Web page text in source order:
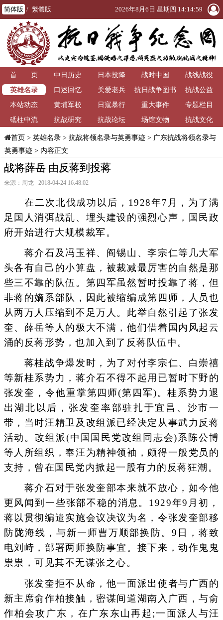
简体版 / 繁體版 2026年8月6日 星期四 14:15:00
首 页 中日历史 日本投降 战时中国
战线战役
英雄名录
口述回忆 关爱老兵
抗日战争图书
馆
抗战公益
本站动态
黄埔军校 日寇暴行 重大事件
专题栏目
砥柱中流
抗战研究 抗战论坛 场馆文物 抗战文化
首页> 英雄名录> 抗战将领名录与英勇事迹> 广东抗战将领名录与
英勇事迹> 内容正文
战将薛岳 由反蒋到投蒋
来源：周龙 2018-04-24 16:48:02
在二次北伐成功以后，1928年7月，为了满
足国人消弭战乱、埋头建设的强烈心声，国民政
府开始进行大规模裁军。
蒋介石及冯玉祥、阎锡山、李宗仁等几大军
头各有自己的小算盘，被裁减最厉害的自然是那
些三不靠的队伍。第四军虽然暂时投靠了蒋，但
非蒋的嫡系部队，因此被缩编成第四师，人员也
从两万人压缩到不足万人。此举自然引起了张发
奎、薛岳等人的极大不满，他们借着国内风起云
涌的反蒋形势，也加入到了反蒋队伍中。
蒋桂战争爆发时，为了对付李宗仁、白崇禧
等新桂系势力，蒋介石不得不起用已暂时下野的
张发奎，令他重掌第四师(第四军)。桂系势力退
出湖北以后，张发奎率部驻扎于宜昌、沙市一
带，当时汪精卫及改组派已经决定从事武力反蒋
活动。改组派(中国国民党改组同志会)系陈公博
等人所组织，奉汪为精神领袖，颇得一般党员的
支持，曾在国民党内掀起一股有力的反蒋狂潮。
蒋介石对于张发奎部本来就不放心，如今他
更风闻到一些张部不稳的消息。1929年9月初，
蒋以贯彻编遣实施会议决议为名，令张发奎部移
防陇海线，与新一师曹万顺部换防。9日，蒋致
电刘峙，部署两师换防事宜。接下来，动作鬼鬼
祟祟，可见其不无谋张之心。
张发奎拒不从命，他一面派出使者与广西的
新主席俞作柏接触，密谋间道湖南入广西，与俞
作柏会攻广东，在广东东山再起;一面派人与汪